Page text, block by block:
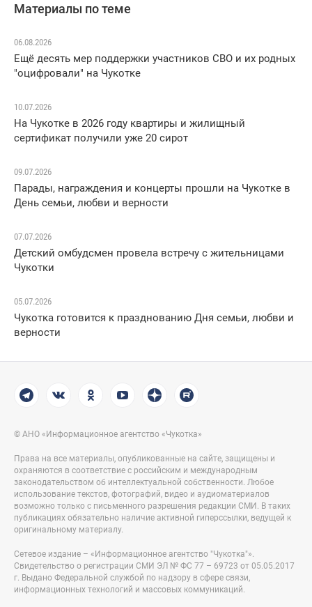
Материалы по теме
06.08.2026
Ещё десять мер поддержки участников СВО и их родных
"оцифровали" на Чукотке
10.07.2026
На Чукотке в 2026 году квартиры и жилищный
сертификат получили уже 20 сирот
09.07.2026
Парады, награждения и концерты прошли на Чукотке в
День семьи, любви и верности
07.07.2026
Детский омбудсмен провела встречу с жительницами
Чукотки
05.07.2026
Чукотка готовится к празднованию Дня семьи, любви и
верности
© АНО «Информационное агентство «Чукотка»
Права на все материалы, опубликованные на сайте, защищены и
охраняются в соответствие с российским и международным
законодательством об интеллектуальной собственности. Любое
использование текстов, фотографий, видео и аудиоматериалов
возможно только с письменного разрешения редакции СМИ. В таких
публикациях обязательно наличие активной гиперссылки, ведущей к
оригинальному материалу.
Сетевое издание – «Информационное агентство "Чукотка"».
Свидетельство о регистрации СМИ ЭЛ № ФС 77 – 69723 от 05.05.2017
г. Выдано Федеральной службой по надзору в сфере связи,
информационных технологий и массовых коммуникаций.